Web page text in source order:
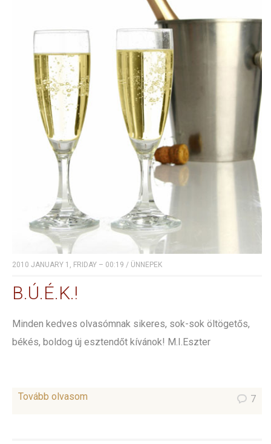
2010 JANUARY 1, FRIDAY – 00:19 / ÜNNEPEK
B.Ú.É.K.!
Minden kedves olvasómnak sikeres, sok-sok öltögetős,
békés, boldog új esztendőt kívánok! M.I.Eszter
Tovább olvasom 7